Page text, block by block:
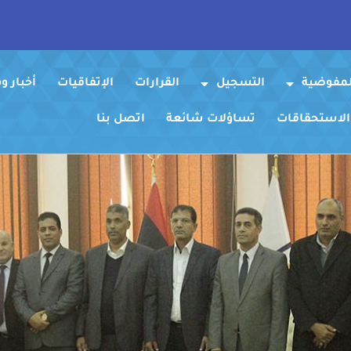
التسجيل القرارات الإتفاقيات
الاستحقاقات تساؤلات شائعة اتصل بنا